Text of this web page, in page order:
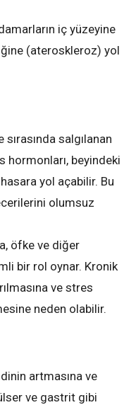
iç yüzeyine
(ateroskleroz) yol
sırasında salgılanan
beyindeki
yol açabilir. Bu
olumsuz
öfke ve diğer
bir rol oynar. Kronik
ve stres
neden olabilir.
artmasına ve
ve gastrit gibi